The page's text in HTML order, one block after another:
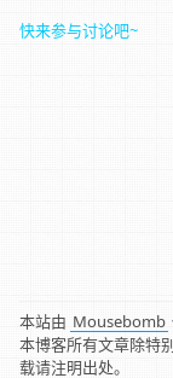
快来参与讨论吧~
本站由 Mousebomb
本博客所有文章除特
载请注明出处。